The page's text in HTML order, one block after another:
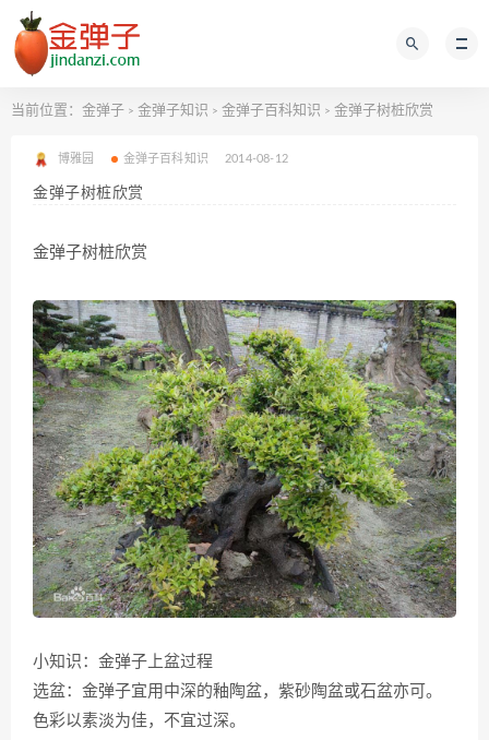
当前位置： 金弹子 > 金弹子知识 > 金弹子百科知识 > 金弹子树桩欣赏
博雅园 金弹子百科知识 2014-08-12
金弹子树桩欣赏
金弹子树桩欣赏
小知识：金弹子上盆过程
选盆：金弹子宜用中深的釉陶盆，紫砂陶盆或石盆亦可。
色彩以素淡为佳，不宜过深。